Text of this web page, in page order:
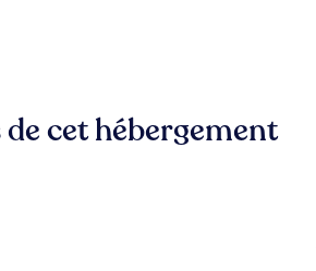
cet hébergement